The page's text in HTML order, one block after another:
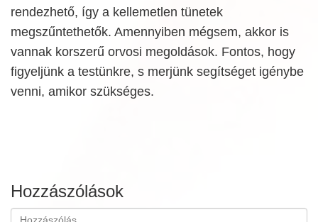
rendezhető, így a kellemetlen tünetek
megszűntethetők. Amennyiben mégsem, akkor is
vannak korszerű orvosi megoldások. Fontos, hogy
figyeljünk a testünkre, s merjünk segítséget igénybe
venni, amikor szükséges.
Hozzászólások